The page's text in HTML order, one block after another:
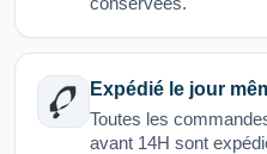
Expédié le jour
Toutes les
avant 14H sont